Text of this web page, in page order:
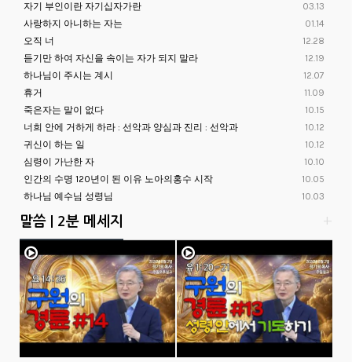
03.13
자기 부인이란 자기십자가란
01.14
사랑하지 아니하는 자는
12.28
오직 너
12.19
듣기만 하여 자신을 속이는 자가 되지 말라
12.07
하나님이 주시는 계시
11.09
휴거
10.15
죽은자는 말이 없다
10.12
너희 안에 거하게 하라 : 선악과 양심과 진리 : 선악과
10.12
귀신이 하는 일
10.10
심령이 가난한 자
10.05
인간의 수명 120년이 된 이유 노아의홍수 시작
10.03
하나님 예수님 성령님
+
말씀 | 2분 메세지